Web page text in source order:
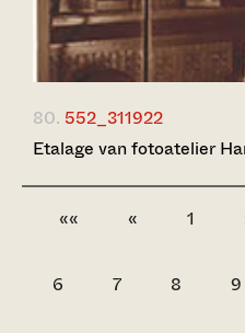
80. 552_311922
Etalage van fotoatelier
«« « 1
6 7 8 9